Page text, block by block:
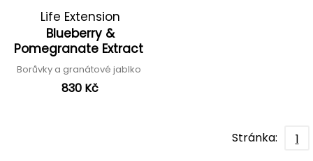
Life Extension
Blueberry &
Pomegranate Extract
Borůvky a granátové jablko
830 Kč
Stránka: 1